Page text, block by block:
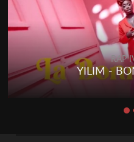
RAP
YILIM -